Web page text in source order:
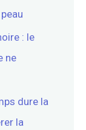
: le
ne
dure la
la